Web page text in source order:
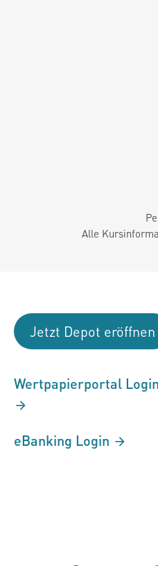
Alle
Jetzt Depot eröffnen
Wertpapierportal Login
eBanking Login